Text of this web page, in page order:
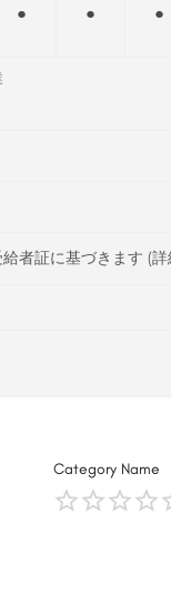
● ● ●
者証に基づきます (
Category Name